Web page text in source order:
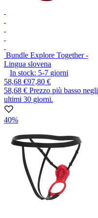
Bundle Explore Together -
Lingua slovena
In stock: 5-7 giorni
58,68 €97,80 €
58,68 € Prezzo più basso negli
ultimi 30 giorni.
40%